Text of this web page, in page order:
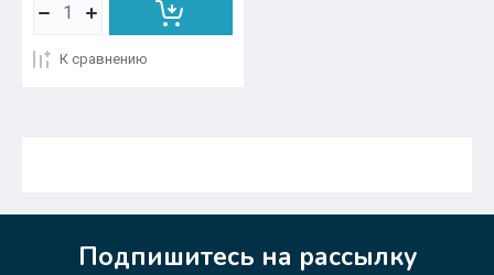
К сравнению
Подпишитесь на рассылку